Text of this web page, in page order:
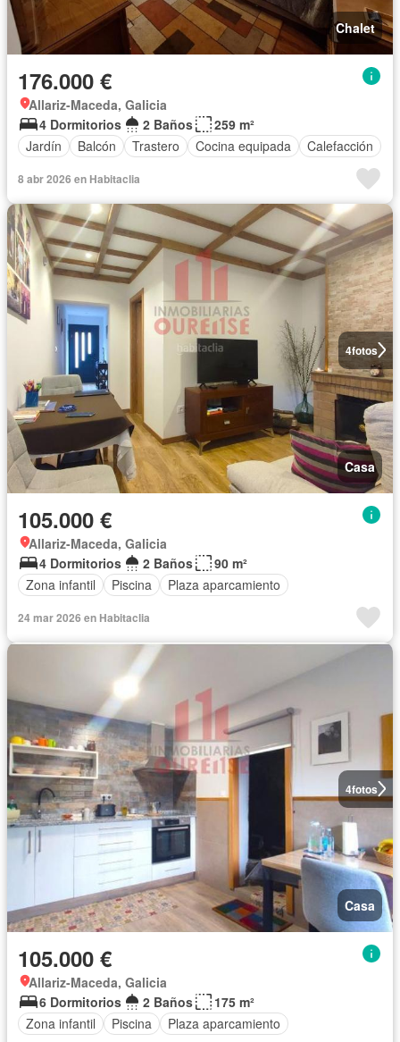
Chalet
176.000 €
Allariz-Maceda, Galicia
4 Dormitorios
2 Baños
259 m²
Jardín
Balcón Trastero Cocina equipada Calefacción
8 abr 2026 en Habitaclia
4fotos
Casa
105.000 €
Allariz-Maceda, Galicia
4 Dormitorios
2 Baños
90 m²
Zona infantil
Piscina Plaza aparcamiento
24 mar 2026 en Habitaclia
4fotos
Casa
105.000 €
Allariz-Maceda, Galicia
6 Dormitorios
2 Baños
175 m²
Zona infantil
Piscina Plaza aparcamiento